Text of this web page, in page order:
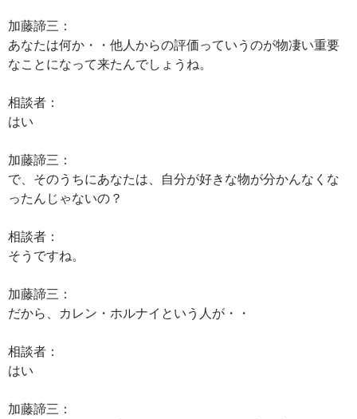
加藤諦三：
あなたは何か・・他人からの評価っていうのが物凄い重要
なことになって来たんでしょうね。
相談者：
はい
加藤諦三：
で、そのうちにあなたは、自分が好きな物が分かんなくな
ったんじゃないの？
相談者：
そうですね。
加藤諦三：
だから、カレン・ホルナイという人が・・
相談者：
はい
加藤諦三：